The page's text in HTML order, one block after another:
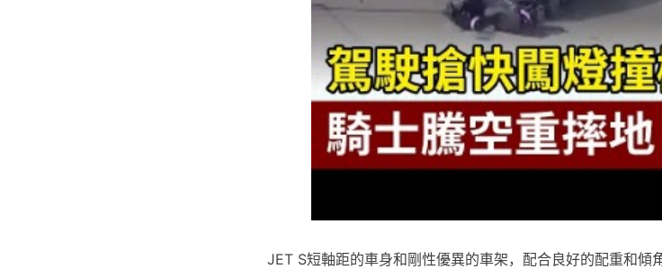
JET S短軸距的車身和剛性優異的車架，配合良好的配重和傾